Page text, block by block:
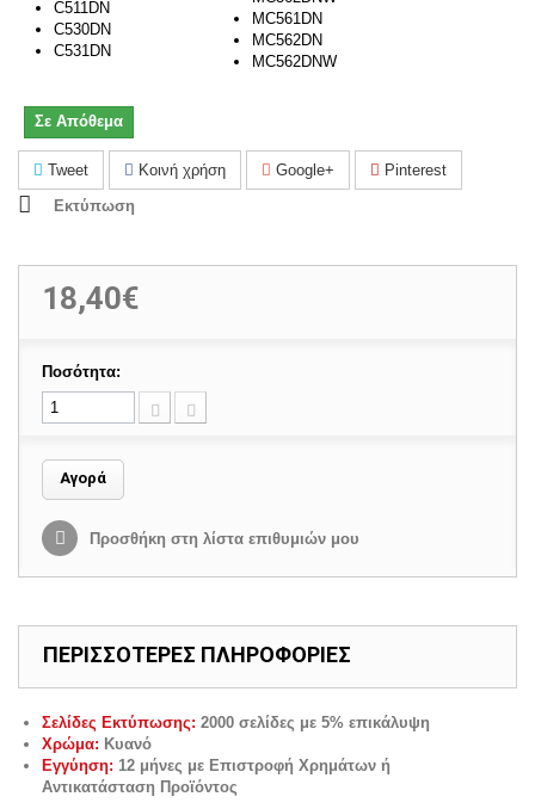
C511DN
C530DN
C531DN
MC561DN
MC562DN
MC562DNW
Σε Απόθεμα
Tweet Κοινή χρήση Google+
Pinterest
Εκτύπωση
18,40€
Ποσότητα:
Αγορά
Προσθήκη στη λίστα επιθυμιών μου
ΠΕΡΙΣΣΟΤΕΡΕΣ ΠΛΗΡΟΦΟΡΙΕΣ
Σελίδες Εκτύπωσης: 2000 σελίδες με 5% επικάλυψη
Χρώμα: Κυανό
Εγγύηση: 12 μήνες με Επιστροφή Χρημάτων ή
Αντικατάσταση Προϊόντος